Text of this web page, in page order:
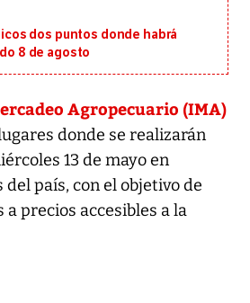
dos puntos donde habrá
8 de agosto
Agropecuario (IMA)
donde se realizarán
13 de mayo en
país, con el objetivo de
precios accesibles a la